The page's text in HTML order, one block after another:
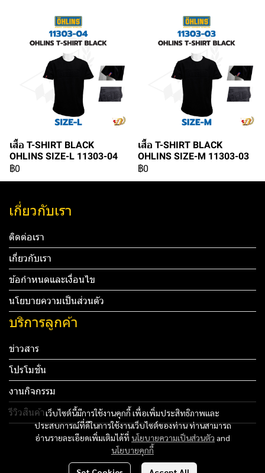
เสื้อ T-SHIRT BLACK
OHLINS SIZE-L 11303-04
฿0
เสื้อ T-SHIRT BLACK
OHLINS SIZE-M 11303-03
฿0
เว็บไซต์นี้มีการใช้งานคุกกี้ เพื่อเพิ่มประสิทธิภาพและ
ประสบการณ์ที่ดีในการใช้งานเว็บไซต์ของท่าน ท่านสามารถ
อ่านรายละเอียดเพิ่มเติมได้ที่ นโยบายความเป็นส่วนตัว and
นโยบายคุกกี้
เกี่ยวกับเรา
ติดต่อเรา
เกี่ยวกับเรา
ข้อกำหนดและเงื่อนไข
นโยบายความเป็นส่วนตัว
บริการลูกค้า
ข่าวสาร
โปรโมชั่น
งานกิจกรรม
รีวิวสินค้า
Tel: 012 345 67890 Email: mail@yourdomain.com